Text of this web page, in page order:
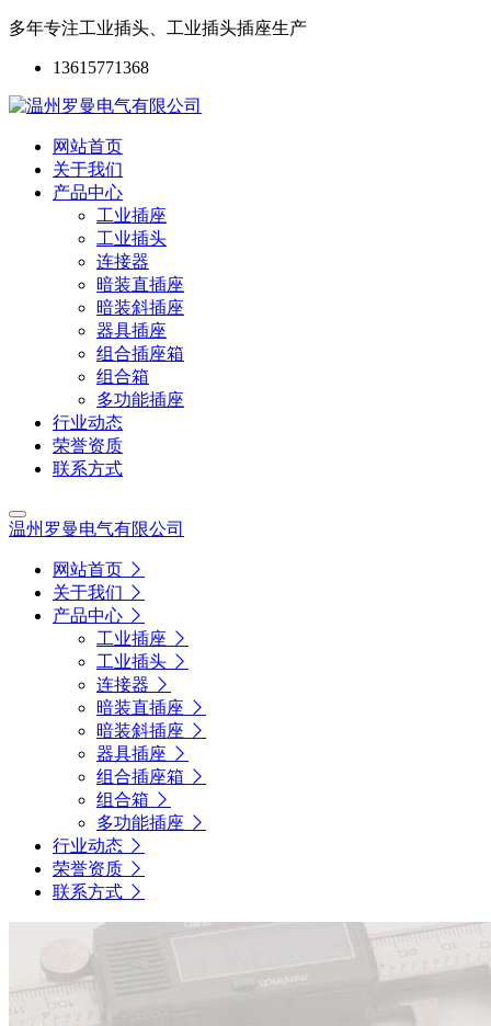
多年专注工业插头、工业插头插座生产
13615771368
网站首页
关于我们
产品中心
工业插座
工业插头
连接器
暗装直插座
暗装斜插座
器具插座
组合插座箱
组合箱
多功能插座
行业动态
荣誉资质
联系方式
温州罗曼电气有限公司
网站首页
关于我们
产品中心
工业插座
工业插头
连接器
暗装直插座
暗装斜插座
器具插座
组合插座箱
组合箱
多功能插座
行业动态
荣誉资质
联系方式